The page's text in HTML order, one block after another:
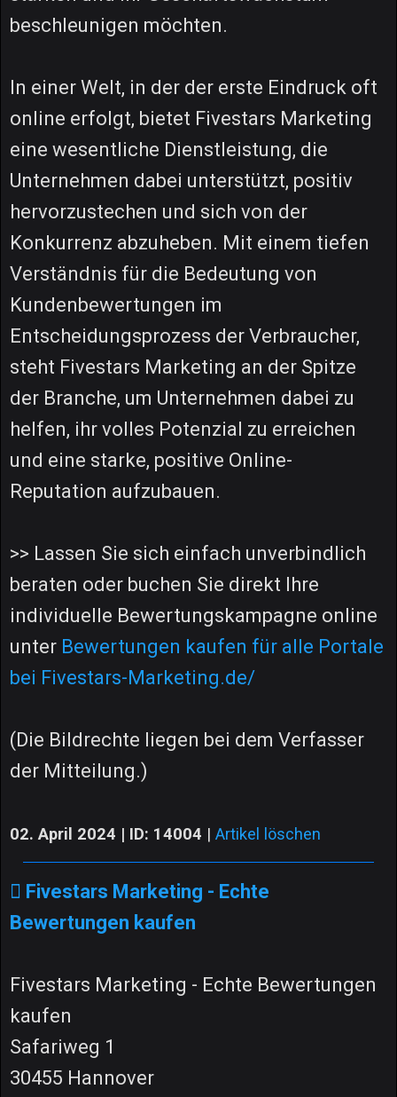
beschleunigen möchten.
In einer Welt, in der der erste Eindruck oft
online erfolgt, bietet Fivestars Marketing
eine wesentliche Dienstleistung, die
Unternehmen dabei unterstützt, positiv
hervorzustechen und sich von der
Konkurrenz abzuheben. Mit einem tiefen
Verständnis für die Bedeutung von
Kundenbewertungen im
Entscheidungsprozess der Verbraucher,
steht Fivestars Marketing an der Spitze
der Branche, um Unternehmen dabei zu
helfen, ihr volles Potenzial zu erreichen
und eine starke, positive Online-
Reputation aufzubauen.
>> Lassen Sie sich einfach unverbindlich
beraten oder buchen Sie direkt Ihre
individuelle Bewertungskampagne online
unter Bewertungen kaufen für alle Portale
bei Fivestars-Marketing.de/
(Die Bildrechte liegen bei dem Verfasser
der Mitteilung.)
02. April 2024 | ID: 14004 | Artikel löschen
Fivestars Marketing - Echte
Bewertungen kaufen
Fivestars Marketing - Echte Bewertungen
kaufen
Safariweg 1
30455 Hannover